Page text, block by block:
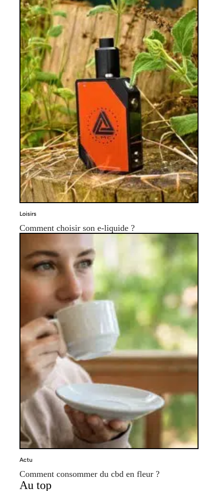
Loisirs
Comment choisir son e-liquide ?
Actu
Comment consommer du cbd en fleur ?
Au top